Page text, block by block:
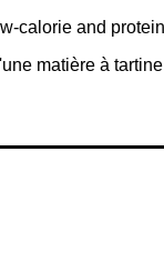
calorie and
matière à